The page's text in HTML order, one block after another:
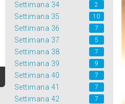
Settimana 34 2
Settimana 35 10
Settimana 36 7
Settimana 37 5
Settimana 38 7
Settimana 39 9
Settimana 40 7
Settimana 41 7
Settimana 42 7